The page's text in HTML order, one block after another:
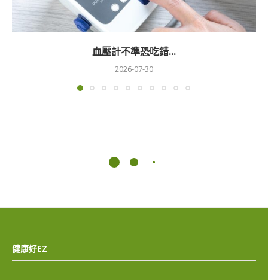
血壓計不準恐吃錯...
2026-07-30
健康好EZ